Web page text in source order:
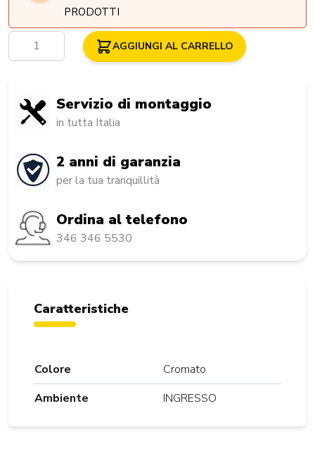
PRODOTTI
Quantità AGGIUNGI AL CARRELLO
Servizio di montaggio
in tutta Italia
2 anni di garanzia
per la tua tranquillità
Ordina al telefono
346 346 5530
Caratteristiche
Colore
Cromato
Ambiente
INGRESSO